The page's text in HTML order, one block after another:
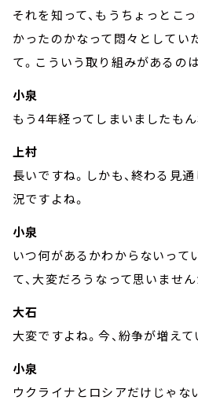
それを知って、もうちょっとこ
かったのかなって悶々としてい
て。こういう取り組みがあるの
小泉
もう4年経ってしまいましたもん
上村
長いですね。しかも、終わる見
況ですよね。
小泉
いつ何があるかわからないって
て、大変だろうなって思いません
大石
大変ですよね。今、紛争が増え
小泉
ウクライナとロシアだけじゃな